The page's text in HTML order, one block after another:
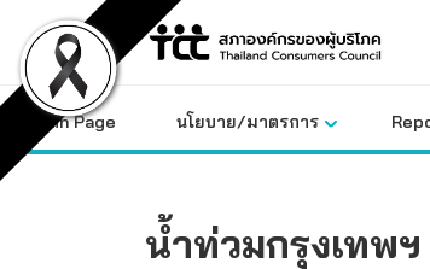
content
Main Page นโยบาย/มาตรการ
น้ำท่วมกรุงเทพฯ